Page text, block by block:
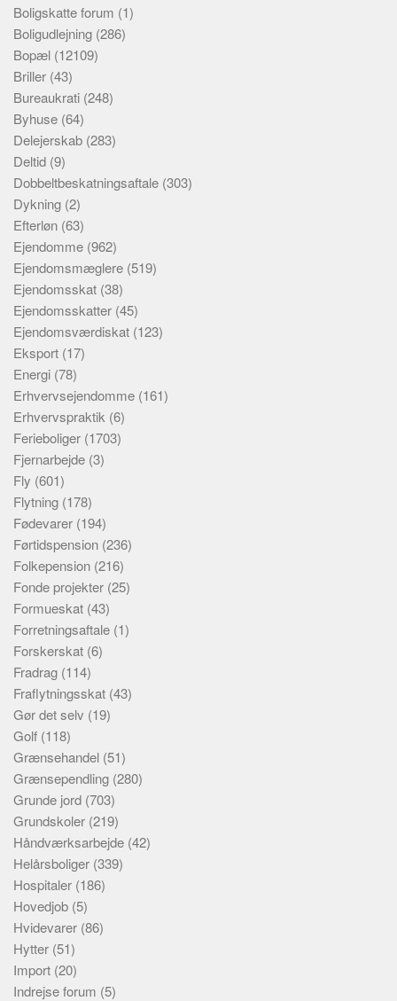
Boligskatte forum (1)
Boligudlejning (286)
Bopæl (12109)
Briller (43)
Bureaukrati (248)
Byhuse (64)
Delejerskab (283)
Deltid (9)
Dobbeltbeskatningsaftale (303)
Dykning (2)
Efterløn (63)
Ejendomme (962)
Ejendomsmæglere (519)
Ejendomsskat (38)
Ejendomsskatter (45)
Ejendomsværdiskat (123)
Eksport (17)
Energi (78)
Erhvervsejendomme (161)
Erhvervspraktik (6)
Ferieboliger (1703)
Fjernarbejde (3)
Fly (601)
Flytning (178)
Fødevarer (194)
Førtidspension (236)
Folkepension (216)
Fonde projekter (25)
Formueskat (43)
Forretningsaftale (1)
Forskerskat (6)
Fradrag (114)
Fraflytningsskat (43)
Gør det selv (19)
Golf (118)
Grænsehandel (51)
Grænsependling (280)
Grunde jord (703)
Grundskoler (219)
Håndværksarbejde (42)
Helårsboliger (339)
Hospitaler (186)
Hovedjob (5)
Hvidevarer (86)
Hytter (51)
Import (20)
Indrejse forum (5)